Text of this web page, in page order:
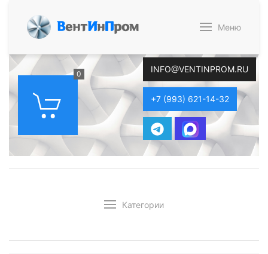
ВентИнПром Меню
0 INFO@VENTINPROM.RU
+7 (993) 621-14-32
Категории